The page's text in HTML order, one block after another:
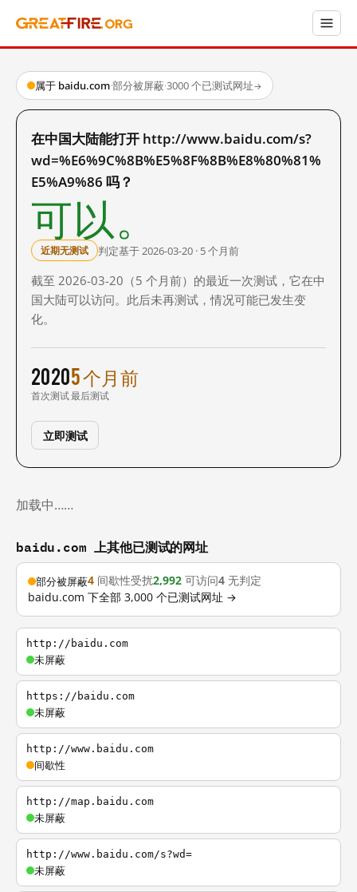
属于 baidu.com·部分被屏蔽·3000 个已测试网址→
在中国大陆能打开 http://www.baidu.com/s?
wd=%E6%9C%8B%E5%8F%8B%E8%80%81%
E5%A9%86 吗？
可以。
近期无测试 判定基于 2026-03-20 · 5 个月前
截至 2026-03-20（5 个月前）的最近一次测试，它在中
国大陆可以访问。此后未再测试，情况可能已发生变
化。
2020
首次测试
5 个月前
最后测试
立即测试
加载中……
baidu.com 上其他已测试的网址
部分被屏蔽4 间歇性受扰2,992 可访问4 无判定
baidu.com 下全部 3,000 个已测试网址 →
http://baidu.com
未屏蔽
https://baidu.com
未屏蔽
http://www.baidu.com
间歇性
http://map.baidu.com
未屏蔽
http://www.baidu.com/s?wd=
未屏蔽